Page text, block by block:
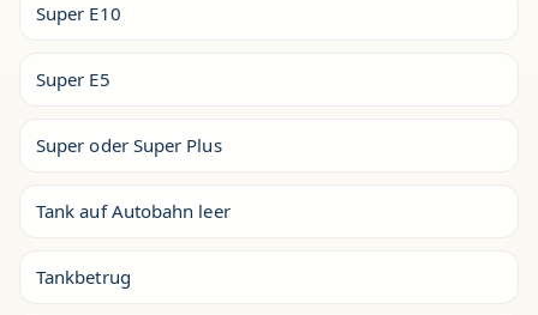
Super E10
Super E5
Super oder Super Plus
Tank auf Autobahn leer
Tankbetrug